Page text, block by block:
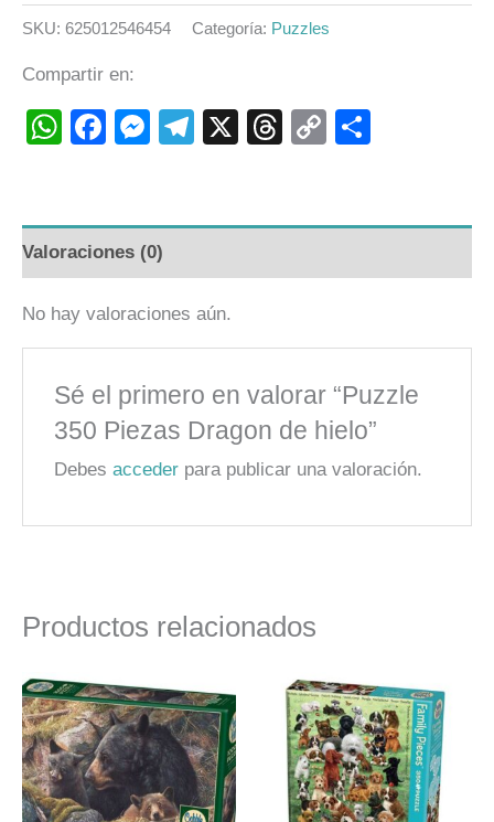
SKU: 625012546454 Categoría: Puzzles
Compartir en:
WhatsApp
Facebook
Messenger
Telegram
X Threads
Copy
Valoraciones (0)
No hay valoraciones aún.
Sé el primero en valorar “Puzzle
350 Piezas Dragon de hielo”
Debesacceder para publicar una valoración.
Productos relacionados